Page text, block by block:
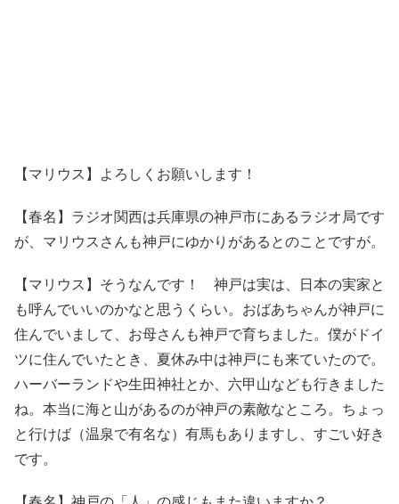
【マリウス】よろしくお願いします！
【春名】ラジオ関西は兵庫県の神戸市にあるラジオ局です
が、マリウスさんも神戸にゆかりがあるとのことですが。
【マリウス】そうなんです！ 神戸は実は、日本の実家と
も呼んでいいのかなと思うくらい。おばあちゃんが神戸に
住んでいまして、お母さんも神戸で育ちました。僕がドイ
ツに住んでいたとき、夏休み中は神戸にも来ていたので。
ハーバーランドや生田神社とか、六甲山なども行きました
ね。本当に海と山があるのが神戸の素敵なところ。ちょっ
と行けば（温泉で有名な）有馬もありますし、すごい好き
です。